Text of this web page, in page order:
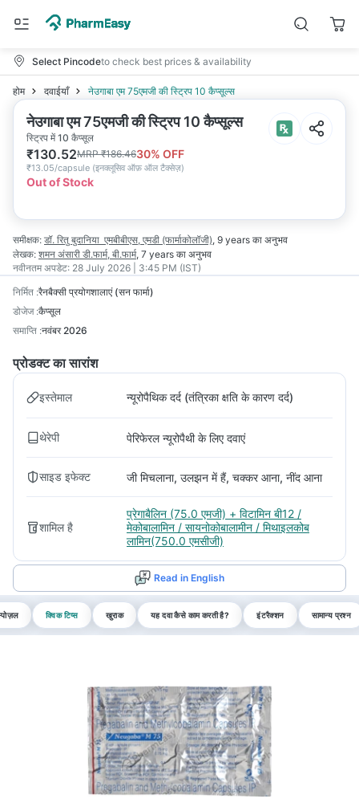
Select Pincodeto check best prices & availability
होम दवाईयाँ नेउगाबा एम 75एमजी की स्ट्रिप 10 कैप्सूल्स
नेउगाबा एम 75एमजी की स्ट्रिप 10 कैप्सूल्स
स्ट्रिप में 10 कैप्सूल
₹130.52MRP₹186.4630% OFF
₹13.05/capsule (इनक्लूसिव ऑफ़ ऑल टैक्सेज़)
Out of Stock
समीक्षक: डॉ. रितु बुदानिया एमबीबीएस, एमडी (फार्माकोलॉजी), 9 years का अनुभव
लेखक: शमन अंसारी डी.फार्म, बी.फार्म, 7 years का अनुभव
नवीनतम अपडेट: 28 July 2026 | 3:45 PM (IST)
निर्मित :रैनबैक्सी प्रयोगशालाएं (सन फार्मा)
डोजेज :कैप्सूल
समाप्ति :नवंबर 2026
प्रोडक्ट का सारांश
इस्तेमाल न्यूरोपैथिक दर्द (तंत्रिका क्षति के कारण दर्द)
थेरेपी पेरिफेरल न्यूरोपैथी के लिए दवाएं
साइड इफेक्ट जी मिचलाना, उलझन में हैं, चक्कर आना, नींद आना
शामिल है
प्रेगाबैलिन (75.0 एमजी) + विटामिन बी12 /
मेकोबालामिन / सायनोकोबालामीन / मिथाइलकोब
लामिन(750.0 एमसीजी)
Read in English
क्विक टिप्स खुराक यह दवा कैसे काम करती है? इंटरैक्शन सामान्य प्रश्न